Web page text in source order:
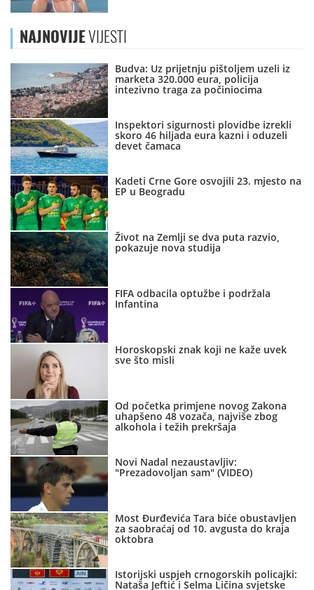
NAJNOVIJEVIJESTI
Budva: Uz prijetnju pištoljem uzeli iz
marketa 320.000 eura, policija
intezivno traga za počiniocima
Inspektori sigurnosti plovidbe izrekli
skoro 46 hiljada eura kazni i oduzeli
devet čamaca
Kadeti Crne Gore osvojili 23. mjesto na
EP u Beogradu
Život na Zemlji se dva puta razvio,
pokazuje nova studija
FIFA odbacila optužbe i podržala
Infantina
Horoskopski znak koji ne kaže uvek
sve što misli
Od početka primjene novog Zakona
uhapšeno 48 vozača, najviše zbog
alkohola i težih prekršaja
Novi Nadal nezaustavljiv:
"Prezadovoljan sam" (VIDEO)
Most Đurđevića Tara biće obustavljen
za saobraćaj od 10. avgusta do kraja
oktobra
Istorijski uspjeh crnogorskih policajki:
Nataša Jeftić i Selma Ličina svjetske